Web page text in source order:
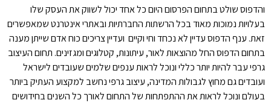
והדפוס שולט בתחום הפרסום היום כל אחד יכול לשווק את העסק שלו
בעלויות נמוכות מאוד בכל הרשתות החברתיות ובאתרי אינטרנט שמאפשרים
זאת. ענף הדפוס עדיין לא נכחד וחי וקיים ועדיין צריכים כוח אדם שייתן מענה
בתחום הדפוס החל מהוצאות לאור, עיתונות, קטלוגים ומגזינים. תחום העיצוב
גרפי עבר להיות יותר כללי ונוכל לראות ענפים שלמים שעובדים לישראל
ועובדים גם מחוץ לגבולות המדינה, עיצוב גרפי נחשב למקצוע העתיק ביותר
בעולם ונוכל לראות את ההתפתחות של התחום לאורך כל השנים בחידושים